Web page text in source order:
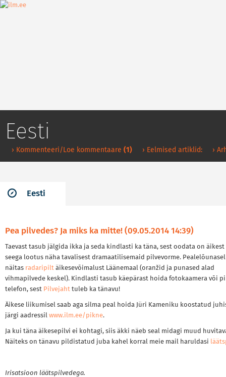
Eesti
› Kommenteeri/Loe kommentaare (1) › Eelmised artiklid: ›
Eesti
Pea pilvedes? Ja miks ka mitte! (09.05.2014 14:39)
Taevast tasub jälgida ikka ja seda kindlasti ka täna, sest oodata on äikest
seega lootus näha tavalisest dramaatilisemaid pilvevorme.
näitas radaripilt äikesevõimalust Läänemaal (oranžid ja punased alad
vihmapilvede keskel). Kindlasti tasub käepärast hoida fotokaamera või
telefon, sest Pilvejaht tuleb ka tänavu!
Äikese liikumisel saab aga silma peal hoida Jüri Kameniku koostatud
järgi aadressil www.ilm.ee/pikne.
Ja kui täna äikesepilvi ei kohtagi, siis äkki näeb seal midagi muud
Näiteks on tänavu pildistatud juba kahel korral meie mail haruldasi
Irisatsioon läätspilvedega.